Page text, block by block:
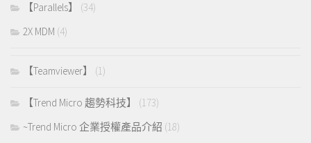
【Parallels】
(34)
2X MDM (4)
【Teamviewer】 (1)
【Trend Micro 趨勢科技】
(173)
~Trend Micro 企業授權產品介紹 (18)